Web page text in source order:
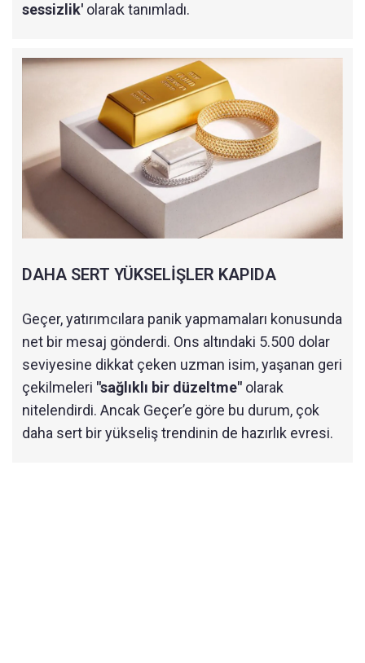
sessizlik' olarak tanımladı.
DAHA SERT YÜKSELİŞLER KAPIDA
Geçer, yatırımcılara panik yapmamaları konusunda
net bir mesaj gönderdi. Ons altındaki 5.500 dolar
seviyesine dikkat çeken uzman isim, yaşanan geri
çekilmeleri "sağlıklı bir düzeltme" olarak
nitelendirdi. Ancak Geçer’e göre bu durum, çok
daha sert bir yükseliş trendinin de hazırlık evresi.